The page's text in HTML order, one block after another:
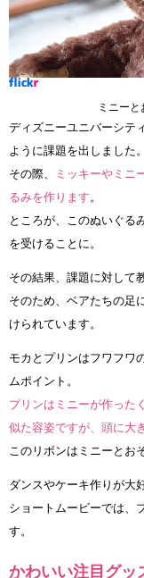
ミニー
ディズニーユニバーシテ
ように課題を出しました。
その際、
ミッキーやミニ
るみを作ります。
ところが、このぬいぐる
を受けることに。
その結果、課題に対して
そのため、ベアたちの足
けられています。
モカとプリンはフワフワ
ムポイント。
プリンはミニーが作った
似た容姿ですが、頭に大
このリボンはミニーとお
ダンスやケーキ作りが大
ショートムービーでは、
す。
かわいい注目グッ